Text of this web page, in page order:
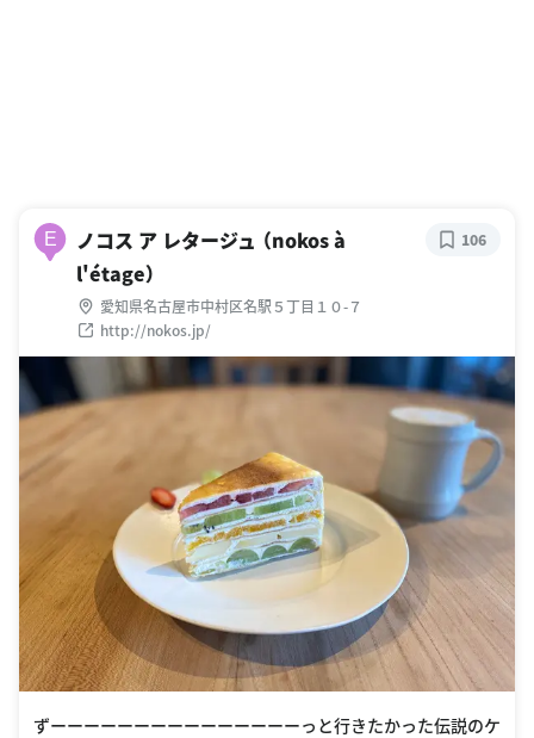
E
ノコス ア レタージュ （nokos à
l'étage）
愛知県名古屋市中村区名駅５丁目１０-７
http://nokos.jp/
106
ずーーーーーーーーーーーーーーーっと行きたかった伝説のケ